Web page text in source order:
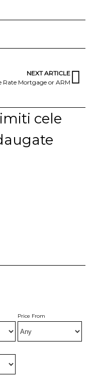
NEXT ARTICLE
Rate Mortgage or ARM
cele
Price From